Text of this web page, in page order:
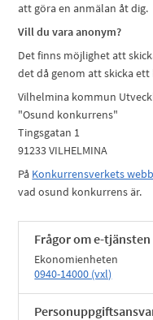
att göra en anmälan åt dig.
Vill du vara anonym?
Det finns möjlighet att
det då genom att skicka
Vilhelmina kommun
"Osund konkurrens"
Tingsgatan 1
91233 VILHELMINA
På Konkurrensverkets
vad osund konkurrens är.
Frågor om e-tjänsten
Ekonomienheten
0940-14000 (vxl)